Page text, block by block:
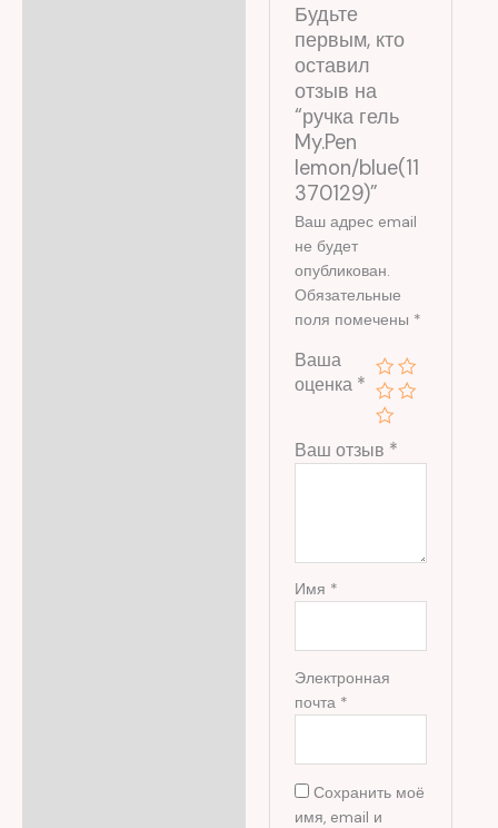
Будьте
первым, кто
оставил
отзыв на
“ручка гель
My.Pen
lemon/blue(11
370129)”
Ваш адрес email
не будет
опубликован.
Обязательные
поля помечены *
Ваша
оценка *
Ваш отзыв *
Имя *
Электронная
почта *
Сохранить моё
имя, email и